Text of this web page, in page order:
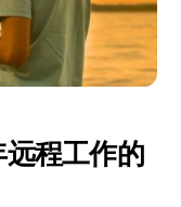
程工作的